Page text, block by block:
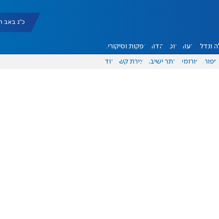
כ"ג באב תשפ"ו
ונדל"ן דעות אוכל יהדות הפקות וסיקורים
ספורט פורומים אתר ישיבה יצירת קשר עוד